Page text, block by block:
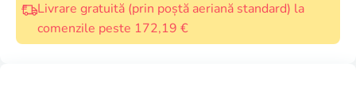
Livrare gratuită (prin poștă aeriană standard) la
comenzile peste 172,19 €